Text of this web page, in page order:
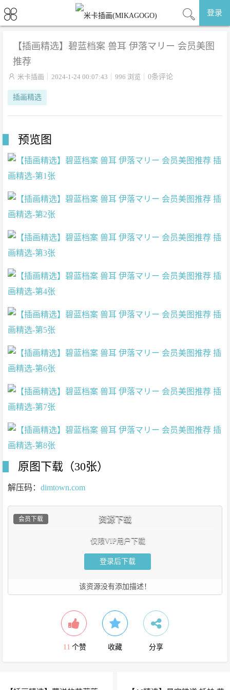
登录
【插画精选】碧蓝档案 兽耳 伊落マリー 会员美图
推荐
 米卡插画 2024-1-24 00:07:43 996 浏览 0条评论
插画精选
预览图
原图下载（30张）
解压码： dimtown.com
资源下载
会员下载
仅限VIP用户下载
登录后下载
该资源没有添加描述！
11 个赞 收藏 分享